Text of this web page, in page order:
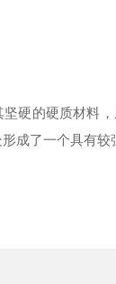
硬的硬质材料
成了一个具有